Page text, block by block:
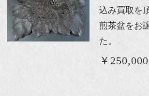
込み買取を
煎茶盆をお
た。
￥